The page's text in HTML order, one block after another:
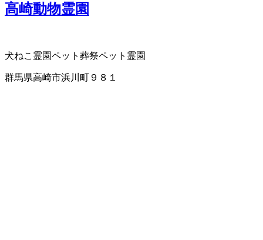
高崎動物霊園
犬ねこ霊園ペット葬祭ペット霊園
群馬県高崎市浜川町９８１